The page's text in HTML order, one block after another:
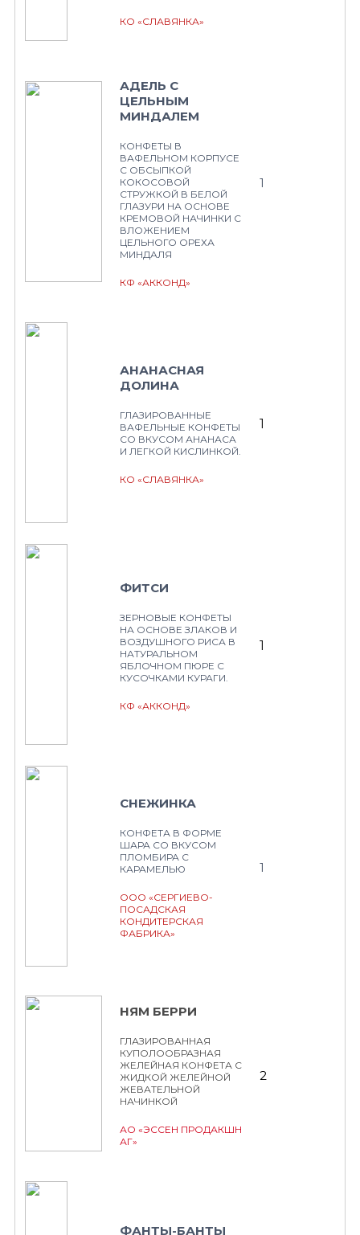
КО «СЛАВЯНКА»
АДЕЛЬ С
ЦЕЛЬНЫМ
МИНДАЛЕМ
КОНФЕТЫ В
ВАФЕЛЬНОМ КОРПУСЕ
С ОБСЫПКОЙ
КОКОСОВОЙ
СТРУЖКОЙ В БЕЛОЙ
ГЛАЗУРИ НА ОСНОВЕ
КРЕМОВОЙ НАЧИНКИ С
ВЛОЖЕНИЕМ
ЦЕЛЬНОГО ОРЕХА
МИНДАЛЯ
КФ «АККОНД»
1
АНАНАСНАЯ
ДОЛИНА
ГЛАЗИРОВАННЫЕ
ВАФЕЛЬНЫЕ КОНФЕТЫ
СО ВКУСОМ АНАНАСА
И ЛЕГКОЙ КИСЛИНКОЙ.
КО «СЛАВЯНКА»
1
ФИТСИ
ЗЕРНОВЫЕ КОНФЕТЫ
НА ОСНОВЕ ЗЛАКОВ И
ВОЗДУШНОГО РИСА В
НАТУРАЛЬНОМ
ЯБЛОЧНОМ ПЮРЕ С
КУСОЧКАМИ КУРАГИ.
КФ «АККОНД»
1
СНЕЖИНКА
КОНФЕТА В ФОРМЕ
ШАРА СО ВКУСОМ
ПЛОМБИРА С
КАРАМЕЛЬЮ
ООО «СЕРГИЕВО-
ПОСАДСКАЯ
КОНДИТЕРСКАЯ
ФАБРИКА»
1
НЯМ БЕРРИ
ГЛАЗИРОВАННАЯ
КУПОЛООБРАЗНАЯ
ЖЕЛЕЙНАЯ КОНФЕТА С
ЖИДКОЙ ЖЕЛЕЙНОЙ
ЖЕВАТЕЛЬНОЙ
НАЧИНКОЙ
АО «ЭССЕН ПРОДАКШН
АГ»
2
ФАНТЫ-БАНТЫ